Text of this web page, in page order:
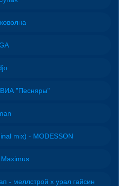
"Песняры"
mix) - MODESSON
- меллстрой х урал гайсин